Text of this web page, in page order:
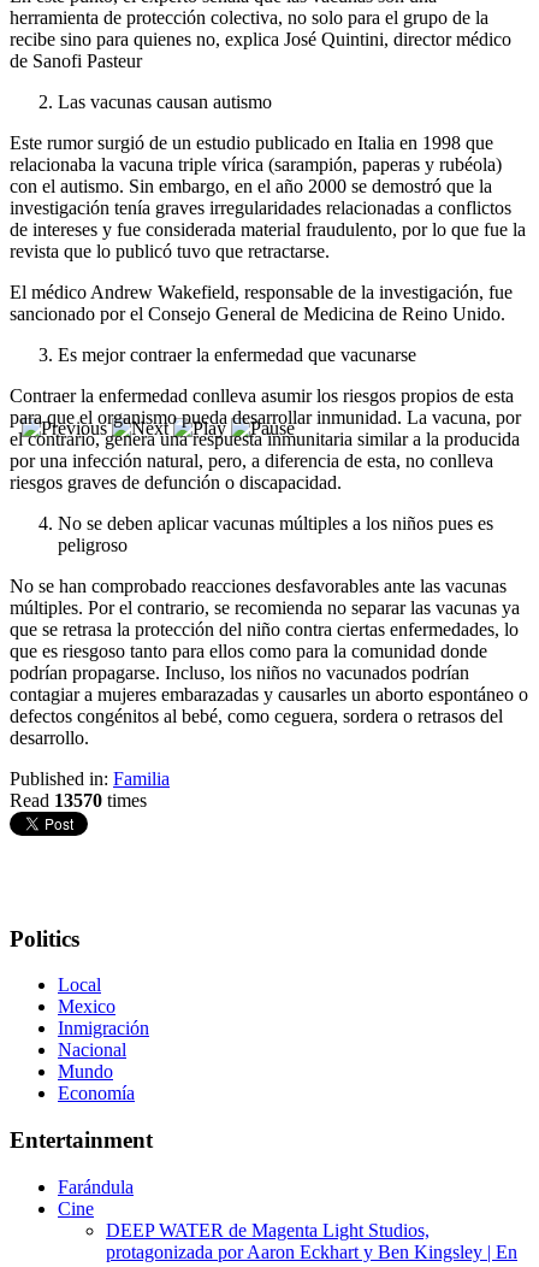
herramienta de protección colectiva, no solo para el grupo de la
recibe sino para quienes no, explica José Quintini, director médico
de Sanofi Pasteur
Las vacunas causan autismo
Este rumor surgió de un estudio publicado en Italia en 1998 que
relacionaba la vacuna triple vírica (sarampión, paperas y rubéola)
con el autismo. Sin embargo, en el año 2000 se demostró que la
investigación tenía graves irregularidades relacionadas a conflictos
de intereses y fue considerada material fraudulento, por lo que fue la
revista que lo publicó tuvo que retractarse.
El médico Andrew Wakefield, responsable de la investigación, fue
sancionado por el Consejo General de Medicina de Reino Unido.
Es mejor contraer la enfermedad que vacunarse
Contraer la enfermedad conlleva asumir los riesgos propios de esta
para que el organismo pueda desarrollar inmunidad. La vacuna, por
el contrario, genera una respuesta inmunitaria similar a la producida
por una infección natural, pero, a diferencia de esta, no conlleva
riesgos graves de defunción o discapacidad.
No se deben aplicar vacunas múltiples a los niños pues es
peligroso
No se han comprobado reacciones desfavorables ante las vacunas
múltiples. Por el contrario, se recomienda no separar las vacunas ya
que se retrasa la protección del niño contra ciertas enfermedades, lo
que es riesgoso tanto para ellos como para la comunidad donde
podrían propagarse. Incluso, los niños no vacunados podrían
contagiar a mujeres embarazadas y causarles un aborto espontáneo o
defectos congénitos al bebé, como ceguera, sordera o retrasos del
desarrollo.
Published in: Familia
Read 13570 times
Politics
Local
Mexico
Inmigración
Nacional
Mundo
Economía
Entertainment
Farándula
Cine
DEEP WATER de Magenta Light Studios,
protagonizada por Aaron Eckhart y Ben Kingsley | En